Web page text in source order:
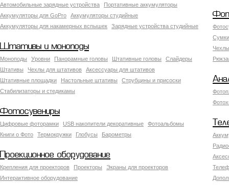
Автомобильные зарядные устройства
Портативные аккумуляторы
Аккумуляторы для GoPro
Аккумуляторы студийные
Аккумуляторы для накамерных вспышек
Зарядные устройства студийные
Штативы и моноподы
Моноподы Уровни Панорамные головы Штативные головы
Слайдеры
Штативы
Чехлы для штативов
Аксессуары для штативов
Штативные площадки
Настольные штативы
Струбцины и присоски
Стабилизаторы и стедикамы
Фотосувениры
Цифровые фоторамки USB накопители декоративные
Фотоальбомы
Книги о Фото
Термокружки Глобусы Барометры
Проекционное оборудование
Крепления для проекторов Проекторы
Экраны для проекторов
Интерактивное оборудование